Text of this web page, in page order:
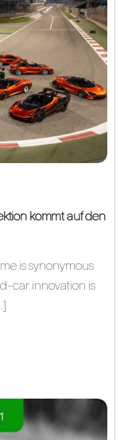
kommt auf den
is synonymous
innovation is